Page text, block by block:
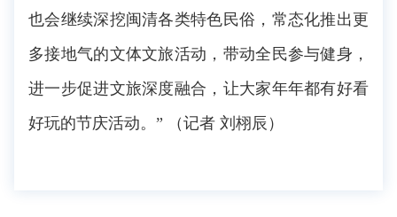
也会继续深挖闽清各类特色民俗，常态化推出更
多接地气的文体文旅活动，带动全民参与健身，
进一步促进文旅深度融合，让大家年年都有好看
好玩的节庆活动。” （记者 刘栩辰）